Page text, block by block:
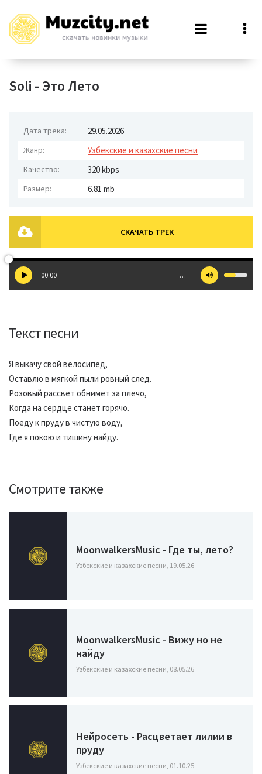
Soli - Это Лето
Дата трека: 29.05.2026
Жанр: Узбекские и казахские песни
Качество: 320 kbps
Размер: 6.81 mb
СКАЧАТЬ ТРЕК
00:00 …
Текст песни
Я выкачу свой велосипед,
Оставлю в мягкой пыли ровный след.
Розовый рассвет обнимет за плечо,
Когда на сердце станет горячо.
Поеду к пруду в чистую воду,
Где я покою и тишину найду.
Смотрите также
MoonwalkersMusic - Где ты, лето?
Узбекские и казахские песни, 19.05.26
MoonwalkersMusic - Вижу но не
найду
Узбекские и казахские песни, 08.05.26
Нейросеть - Расцветает лилии в
пруду
Узбекские и казахские песни, 01.10.25